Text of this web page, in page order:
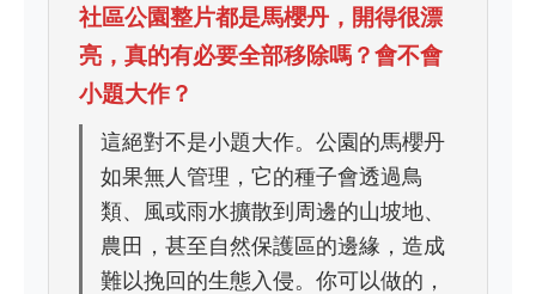
社區公園整片都是馬櫻丹，開得很漂
亮，真的有必要全部移除嗎？會不會
小題大作？
這絕對不是小題大作。公園的馬櫻丹
如果無人管理，它的種子會透過鳥
類、風或雨水擴散到周邊的山坡地、
農田，甚至自然保護區的邊緣，造成
難以挽回的生態入侵。你可以做的，